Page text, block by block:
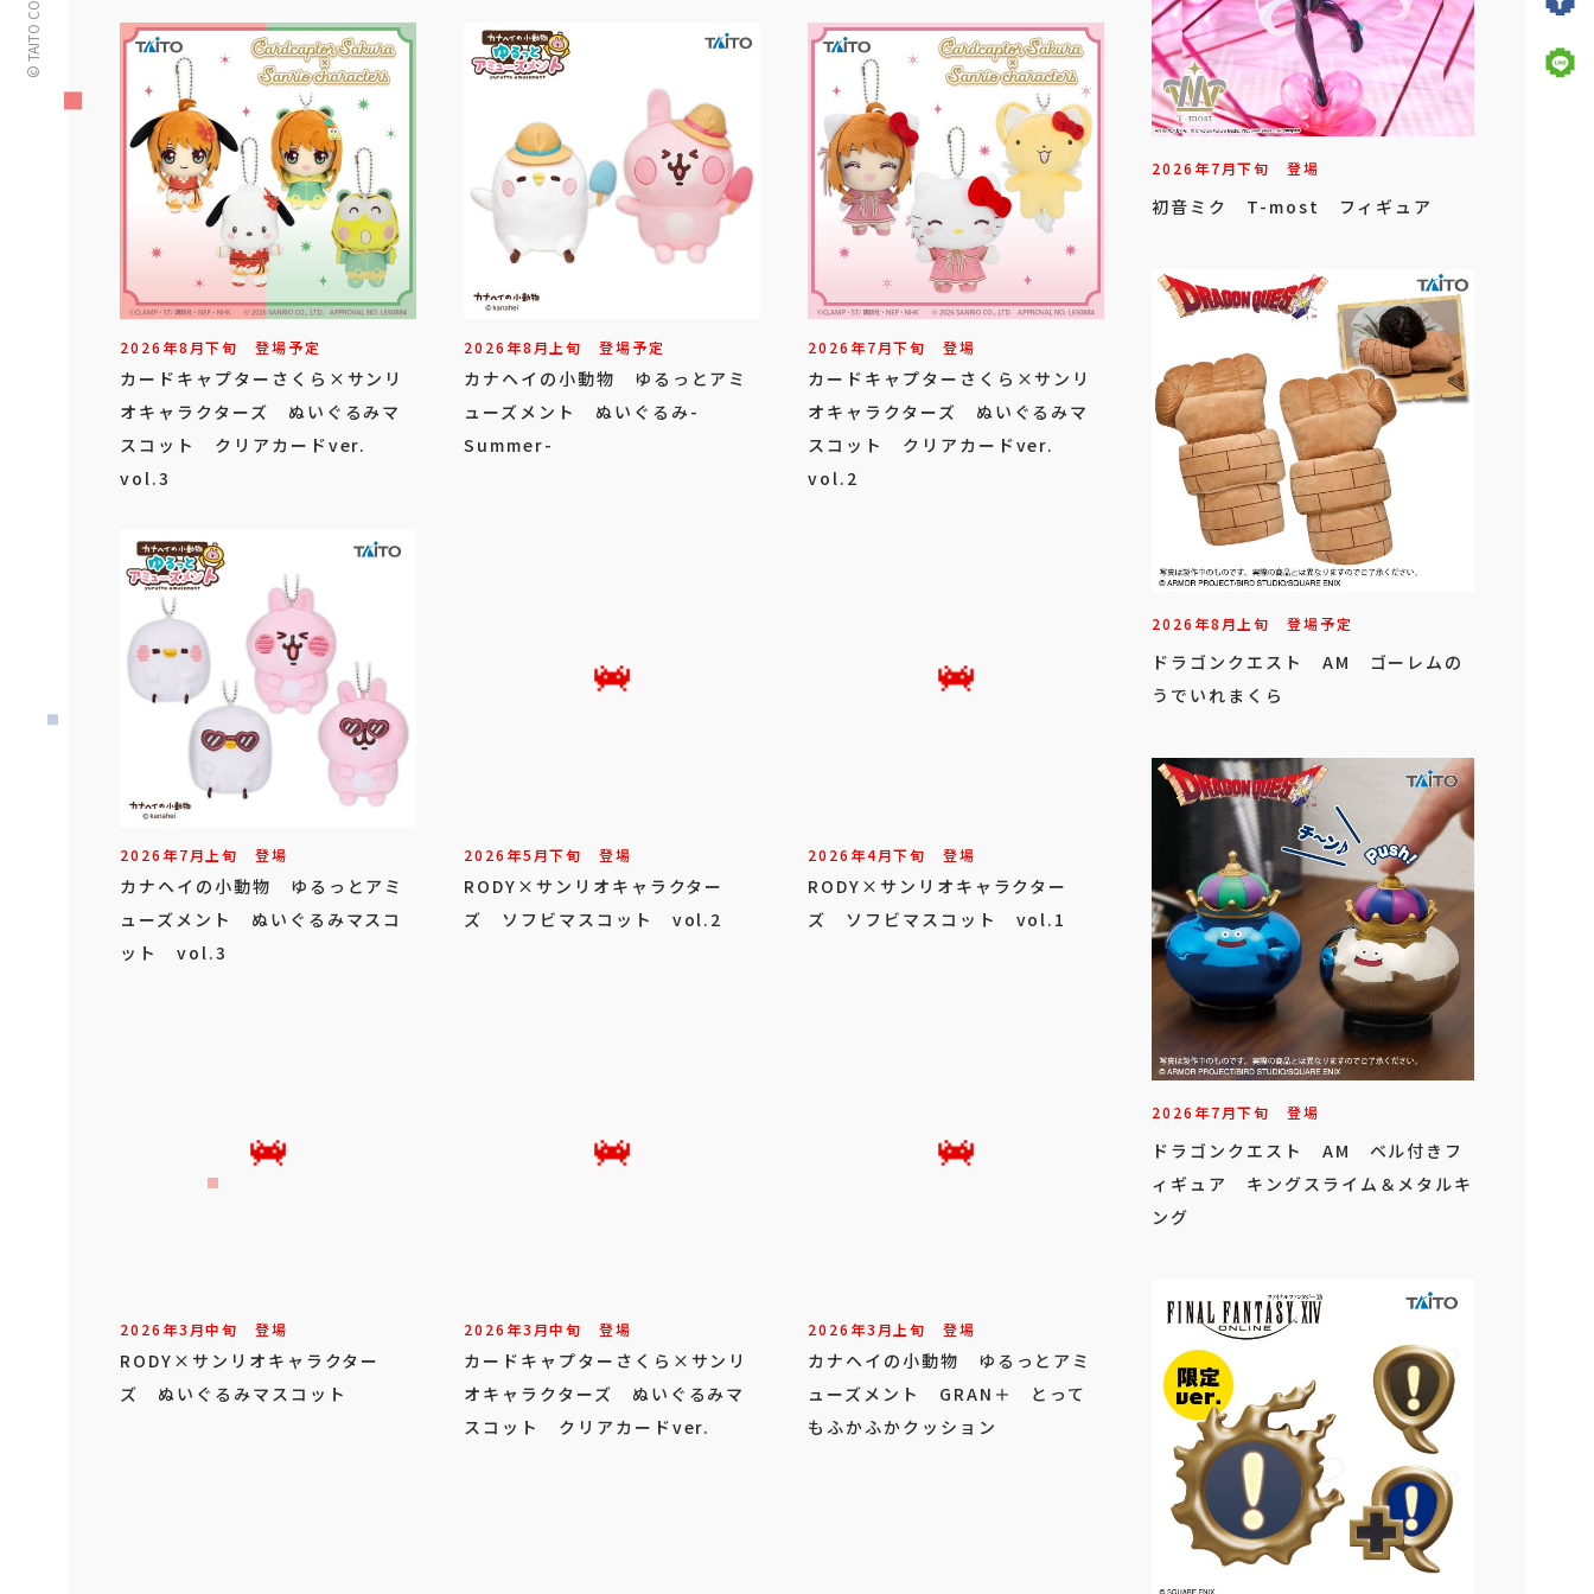
2026年8月下旬 登場予定
カードキャプターさくら×サンリ
オキャラクターズ ぬいぐるみマ
スコット クリアカードver.
vol.3
2026年8月上旬 登場予定
カナヘイの小動物 ゆるっとアミ
ューズメント ぬいぐるみ-
Summer-
2026年7月下旬 登場
カードキャプターさくら×サンリ
オキャラクターズ ぬいぐるみマ
スコット クリアカードver.
vol.2
2026年7月上旬 登場
カナヘイの小動物 ゆるっとアミ
ューズメント ぬいぐるみマスコ
ット vol.3
2026年5月下旬 登場
RODY×サンリオキャラクター
ズ ソフビマスコット vol.2
2026年4月下旬 登場
RODY×サンリオキャラクター
ズ ソフビマスコット vol.1
2026年3月中旬 登場
RODY×サンリオキャラクター
ズ ぬいぐるみマスコット
2026年3月中旬 登場
カードキャプターさくら×サンリ
オキャラクターズ ぬいぐるみマ
スコット クリアカードver.
2026年3月上旬 登場
カナヘイの小動物 ゆるっとアミ
ューズメント GRAN＋ とって
もふかふかクッション
2026年7月下旬 登場
初音ミク T-most フィギュア
2026年8月上旬 登場予定
ドラゴンクエスト AM ゴーレムの
うでいれまくら
2026年7月下旬 登場
ドラゴンクエスト AM ベル付きフ
ィギュア キングスライム＆メタルキ
ング